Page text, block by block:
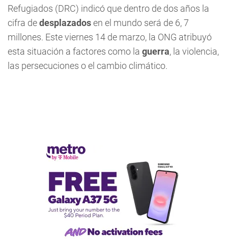
Refugiados (DRC) indicó que dentro de dos años la
cifra dedesplazadosen el mundo será de 6, 7
millones. Este viernes 14 de marzo, la ONG atribuyó
esta situación a factores como la guerra, la violencia,
las persecuciones o el cambio climático.